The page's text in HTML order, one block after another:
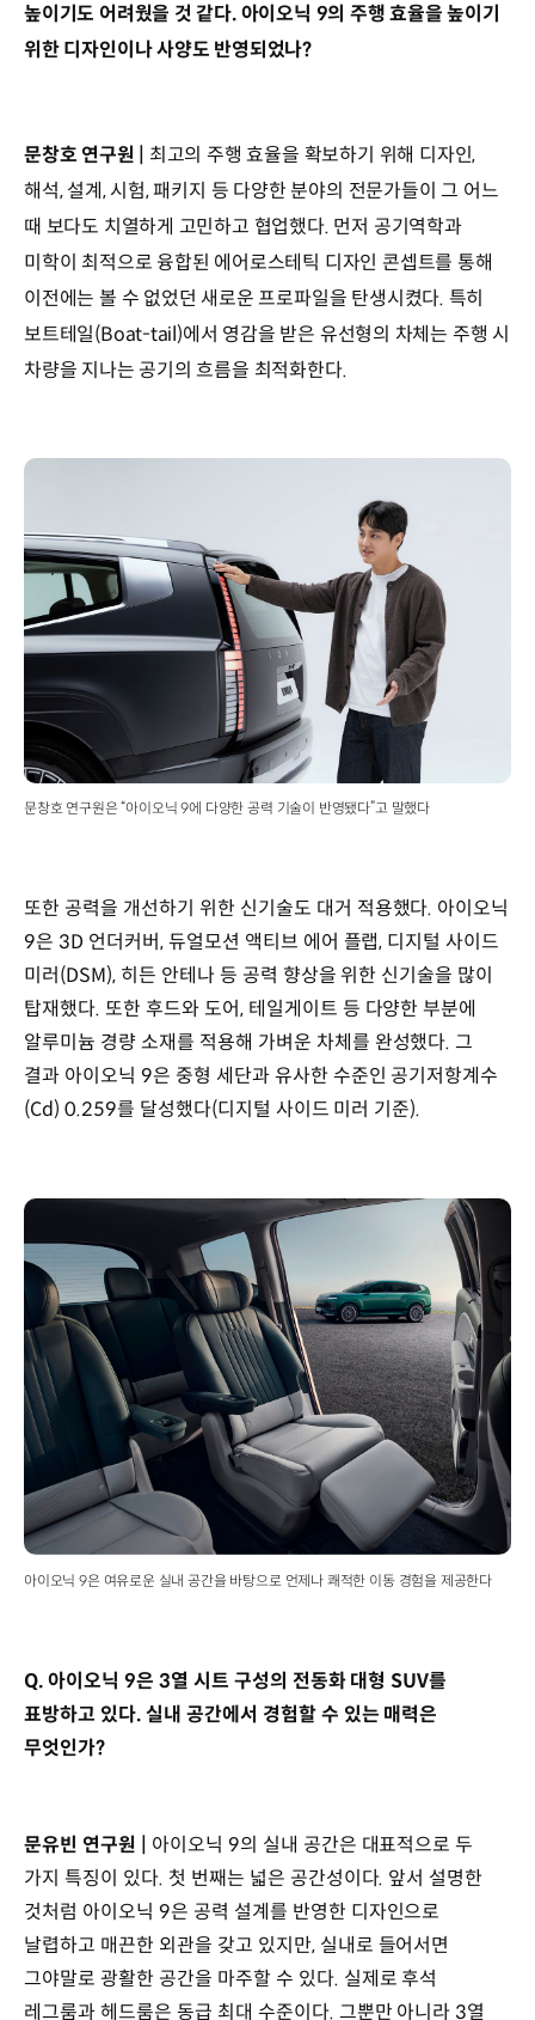
높이기도 어려웠을 것 같다. 아이오닉 9의 주행 효율을 높이기
위한 디자인이나 사양도 반영되었나?
문창호 연구원 |
최고의 주행 효율을 확보하기 위해 디자인,
해석, 설계, 시험, 패키지 등 다양한 분야의 전문가들이 그 어느
때 보다도 치열하게 고민하고 협업했다. 먼저 공기역학과
미학이 최적으로 융합된 에어로스테틱 디자인 콘셉트를 통해
이전에는 볼 수 없었던 새로운 프로파일을 탄생시켰다. 특히
보트테일(Boat-tail)에서 영감을 받은 유선형의 차체는 주행 시
차량을 지나는 공기의 흐름을 최적화한다.
문창호 연구원은 “아이오닉 9에 다양한 공력 기술이 반영됐다”고 말했다
또한 공력을 개선하기 위한 신기술도 대거 적용했다. 아이오닉
9은 3D 언더커버, 듀얼모션 액티브 에어 플랩, 디지털 사이드
미러(DSM), 히든 안테나 등 공력 향상을 위한 신기술을 많이
탑재했다. 또한 후드와 도어, 테일게이트 등 다양한 부분에
알루미늄 경량 소재를 적용해 가벼운 차체를 완성했다. 그
결과 아이오닉 9은 중형 세단과 유사한 수준인 공기저항계수
(Cd) 0.259를 달성했다(디지털 사이드 미러 기준).
아이오닉 9은 여유로운 실내 공간을 바탕으로 언제나 쾌적한 이동 경험을 제공한다
Q. 아이오닉 9은 3열 시트 구성의 전동화 대형 SUV를
표방하고 있다. 실내 공간에서 경험할 수 있는 매력은
무엇인가?
문유빈 연구원 | 아이오닉 9의 실내 공간은 대표적으로 두
가지 특징이 있다. 첫 번째는 넓은 공간성이다. 앞서 설명한
것처럼 아이오닉 9은 공력 설계를 반영한 디자인으로
날렵하고 매끈한 외관을 갖고 있지만, 실내로 들어서면
그야말로 광활한 공간을 마주할 수 있다. 실제로 후석
레그룸과 헤드룸은 동급 최대 수준이다. 그뿐만 아니라 3열